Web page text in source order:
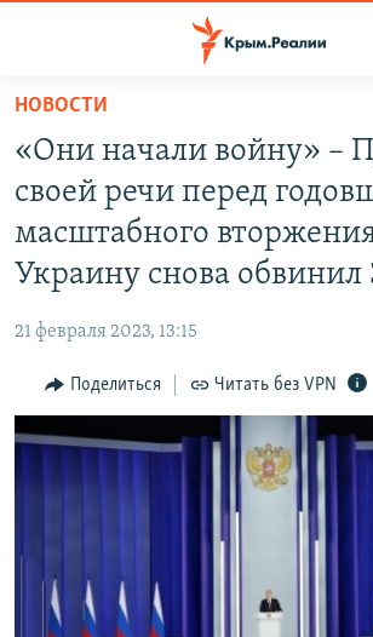
Вернуться
основному
содержанию
главной
Вернутся
поиску
КАРТА ВОЕННЫХ ОБЪЕКТОВ КРЫМА
ИСТОРИЯ
ИНТЕРАКТИВ
ИНФОГРАФИКА
ТЕЛЕПРОЕКТ КРЫМ.РЕАЛИИ
СОВЕТЫ ПРАВОЗАЩИТНИКОВ
КРЫМ.НЕПОКОРЕННЫЙ
РАДІО СВОБОДА
КАК ОБОЙТИ БЛОКИРОВКУ
Українською
НОВОСТИ
«Они начали войну» –
своей речи перед
масштабного
Украину снова обвинил
21 февраля 2023, 13:15
Поделиться Читать без VPN